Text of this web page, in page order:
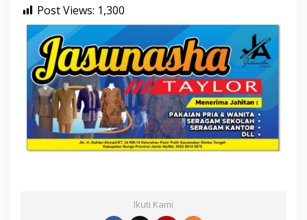
Post Views: 1,300
Ikuti Kami